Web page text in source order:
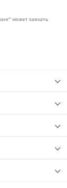
может заехать